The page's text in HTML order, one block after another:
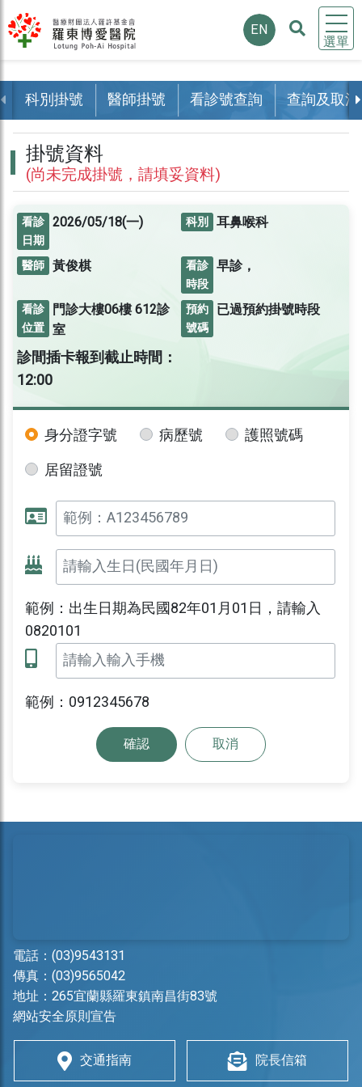
選單
EN
科別掛號 醫師掛號 看診號查詢 查詢及取消
掛號資料
(尚未完成掛號，請填妥資料)
看診
日期
2026/05/18(一) 科別 耳鼻喉科
醫師 黃俊棋
看診
時段
早診，
看診
位置
門診大樓06樓612診
室
預約
號碼
已過預約掛號時段
診間插卡報到截止時間：
12:00
身分證字號 病歷號
護照號碼
居留證號
範例：出生日期為民國82年01月01日，請輸入
0820101
範例：0912345678
確認 取消
電話： (03)9543131
傳真：(03)9565042
地址： 265宜蘭縣羅東鎮南昌街83號
網站安全原則宣告
交通指南 院長信箱